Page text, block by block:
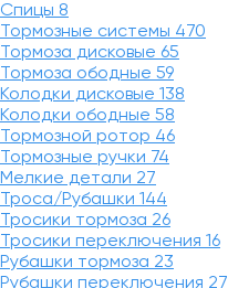
Спицы 8
Тормозные системы 470
Тормоза дисковые 65
Тормоза ободные 59
Колодки дисковые 138
Колодки ободные 58
Тормозной ротор 46
Тормозные ручки 74
Мелкие детали 27
Троса/Рубашки 144
Тросики тормоза 26
Тросики переключения 16
Рубашки тормоза 23
Рубашки переключения 27